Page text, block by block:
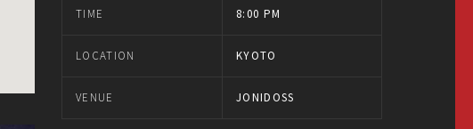
TIME 8:00 PM
LOCATION KYOTO
VENUE JONIDOSS